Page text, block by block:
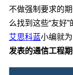
不做强制要求的
么找到这些“友好
艾思科蓝小编就
发表的通信工程期